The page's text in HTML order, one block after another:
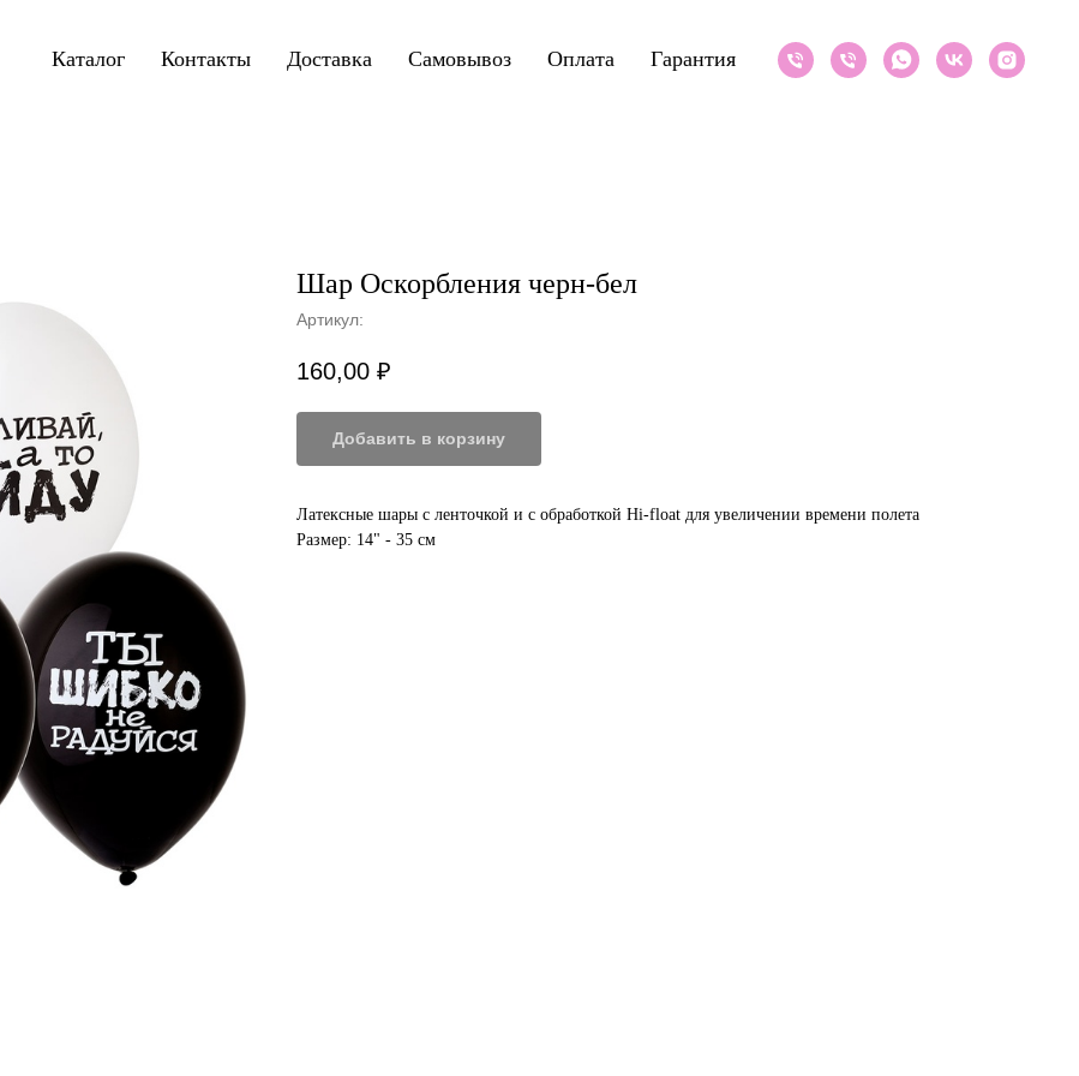
Каталог Контакты Доставка Самовывоз Оплата Гарантия
Шар Оскорбления черн-бел
Артикул:
160,00 ₽
Добавить в корзину
Латексные шары с ленточкой и с обработкой Hi-float для увеличении времени полета
Размер: 14" - 35 см